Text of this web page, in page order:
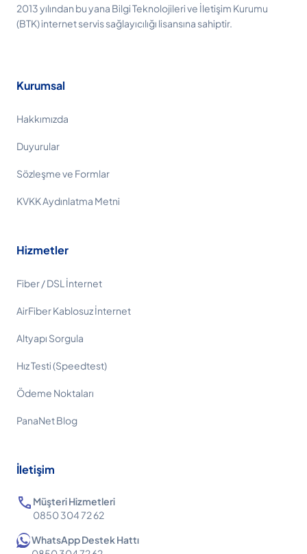
2013 yılından bu yana Bilgi Teknolojileri ve İletişim Kurumu
(BTK) internet servis sağlayıcılığı lisansına sahiptir.
Kurumsal
Hakkımızda
Duyurular
Sözleşme ve Formlar
KVKK Aydınlatma Metni
Hizmetler
Fiber / DSL İnternet
AirFiber Kablosuz İnternet
Altyapı Sorgula
Hız Testi (Speedtest)
Ödeme Noktaları
PanaNet Blog
İletişim
call Müşteri Hizmetleri
0850 304 72 62
WhatsApp Destek Hattı